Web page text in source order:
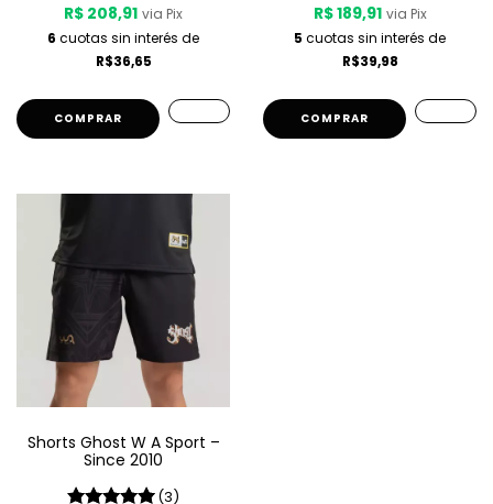
R$ 208,91 via Pix
6 cuotas sin interés de
R$36,65
COMPRAR
R$ 189,91 via Pix
5 cuotas sin interés de
R$39,98
COMPRAR
Shorts Ghost W A Sport –
Since 2010
(3)